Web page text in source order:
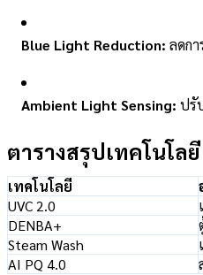
Blue Light Reduction: ลดก
Ambient Light Sensing: ปรั
ตารางสรุปเทคโนโล
เทคโนโลยี
UVC 2.0
DENBA+
Steam Wash
AI PQ 4.0